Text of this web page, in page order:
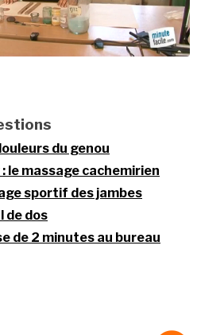
du genou
: le massage cachemirien
sportif des jambes
de dos
de 2 minutes au bureau